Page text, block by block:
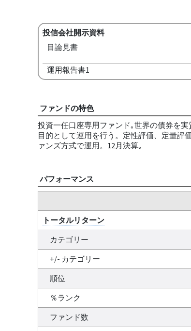
投信会社開示資料
目論見書
運用報告書1
ファンドの特色
投資一任口座専用ファンド｡世界の債券を
目的として運用を行う。定性評価、定量評
ァンズ方式で運用。12月決算｡
パフォーマンス
トータルリターン
カテゴリー
+/- カテゴリー
順位
％ランク
ファンド数